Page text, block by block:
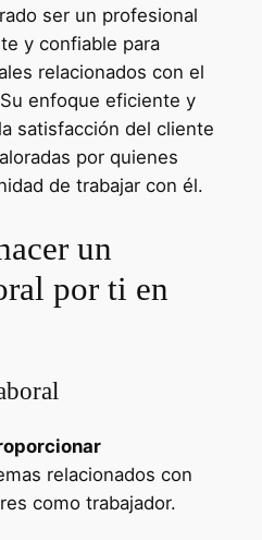
ser un profesional
y confiable para
relacionados con el
enfoque eficiente y
satisfacción del cliente
por quienes
de trabajar con él.
un
por ti en
relacionados con
como trabajador.